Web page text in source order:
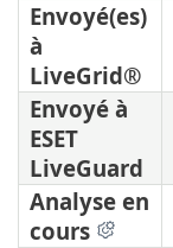
Envoyé(es)
à
LiveGrid®
Envoyé à
ESET
LiveGuard
Analyse en
cours